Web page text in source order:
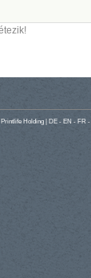
Holding | DE - EN - FR -